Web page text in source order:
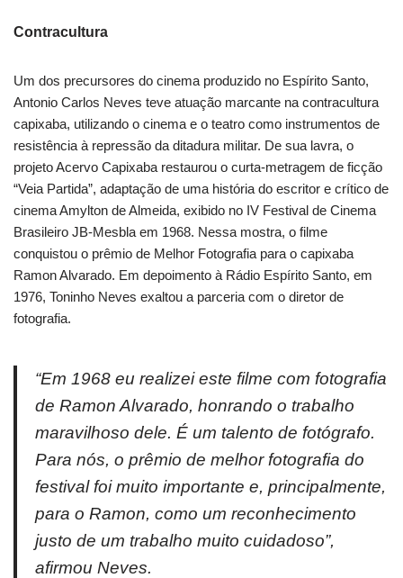
Contracultura
Um dos precursores do cinema produzido no Espírito Santo,
Antonio Carlos Neves teve atuação marcante na contracultura
capixaba, utilizando o cinema e o teatro como instrumentos de
resistência à repressão da ditadura militar. De sua lavra, o
projeto Acervo Capixaba restaurou o curta-metragem de ficção
“Veia Partida”, adaptação de uma história do escritor e crítico de
cinema Amylton de Almeida, exibido no IV Festival de Cinema
Brasileiro JB-Mesbla em 1968. Nessa mostra, o filme
conquistou o prêmio de Melhor Fotografia para o capixaba
Ramon Alvarado. Em depoimento à Rádio Espírito Santo, em
1976, Toninho Neves exaltou a parceria com o diretor de
fotografia.
“Em 1968 eu realizei este filme com fotografia
de Ramon Alvarado, honrando o trabalho
maravilhoso dele. É um talento de fotógrafo.
Para nós, o prêmio de melhor fotografia do
festival foi muito importante e, principalmente,
para o Ramon, como um reconhecimento
justo de um trabalho muito cuidadoso”,
afirmou Neves.